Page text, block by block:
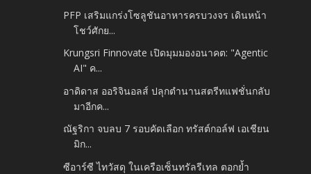
PFP เสริมแกร่งโซลูชันอาหารครบวงจร เดินหน้า
โชว์ศักย...
Krungsri Finnovate เปิดมุมมองอนาคต: "Agentic
AI" ค...
อาดิดาส ออริจินอลส์ ปลุกตำนานสตรีทแฟชั่นกลับ
มาอีกค...
ณัฐริกา จบลบ 7 รอบคัดเลือก ทรัสต์กอล์ฟ เอเชียน
มิก...
ซีอาร์ซี ไทวัสดุ ในเครือเซ็นทรัลรีเทล ตอกย้ำ